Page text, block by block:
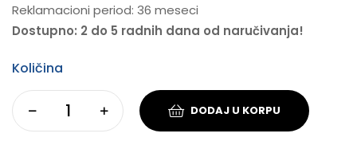
Reklamacioni period: 36 meseci
Dostupno: 2 do 5 radnih dana od naručivanja!
Količina
DODAJ U KORPU